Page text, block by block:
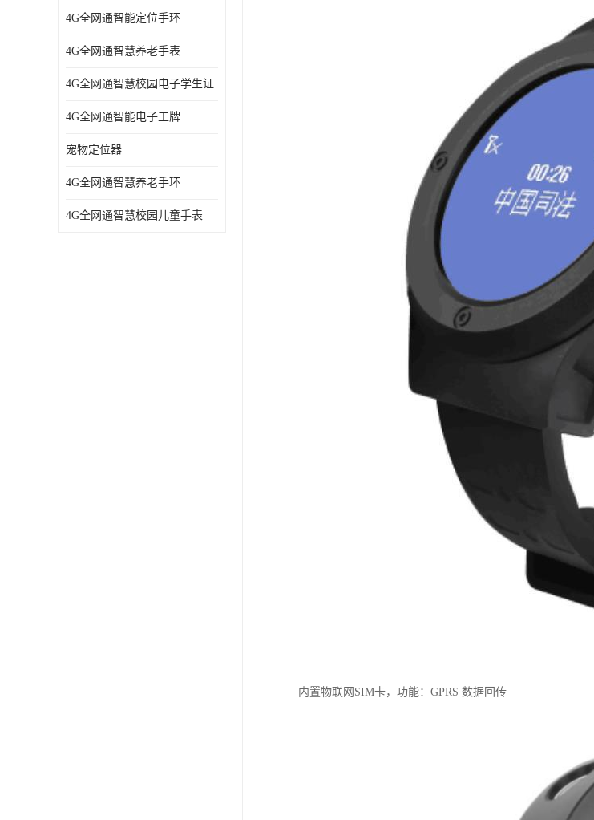
2G/4G智慧养老手环
4G全网通智能定位手环
4G全网通智慧养老手表
4G全网通智慧校园电子学生证
4G全网通智能电子工牌
宠物定位器
4G全网通智慧养老手环
4G全网通智慧校园儿童手表
内置物联网SIM卡，功能：GPRS 数据回传